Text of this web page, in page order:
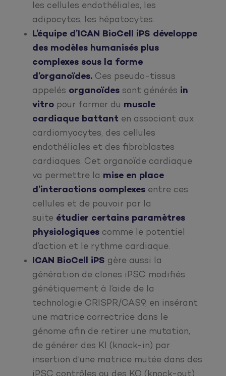
les cellules endothéliales, les
adipocytes, les hépatocytes.
L’équipe d’ICAN BioCell iPS développe
des modèles humanisés plus
complexes sous la forme
d’organoïdes.Ces pseudo-tissus
appelés organoïdessont générés in
vitropour former du muscle
cardiaque battant en associant aux
cardiomyocytes, des cellules
endothéliales et des fibroblastes
cardiaques. Cet organoïde cardiaque
va permettre la mise en place
d’interactions complexesentre ces
cellules et de pouvoir par la
suiteétudier certains paramètres
physiologiquescomme le potentiel
d’action et le rythme cardiaque.
ICAN BioCell iPS gère aussi la
génération de clones iPSC modifiés
génétiquement à l’aide de la
technologie CRISPR/CAS9, en insérant
une matrice correctrice dans le
génome afin de retirer une mutation,
de générer des KI (knock-in) par
insertion d’une matrice mutée dans des